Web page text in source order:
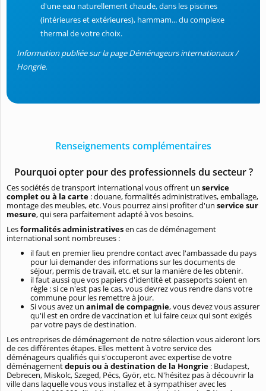
d'une eau naturellement chaude, dans les piscines
(intérieures et extérieures), hammam... du complexe
thermal de votre choix.
Information publiée sur la page Déménageurs internationaux /
Hongrie.
Renseignements complémentaires
Pourquoi opter pour des professionnels du secteur ?
Ces sociétés de transport international vous offrent un service
complet ou à la carte : douane, formalités administratives, emballage,
montage des meubles, etc. Vous pourrez ainsi profiter d'un service sur
mesure, qui sera parfaitement adapté à vos besoins.
Lesformalités administrativesen cas de déménagement
international sont nombreuses :
il faut en premier lieu prendre contact avec l'ambassade du pays
pour lui demander des informations sur les documents de
séjour, permis de travail, etc. et sur la manière de les obtenir.
il faut aussi que vos papiers d'identité et passeports soient en
règle : si ce n'est pas le cas, vous devrez vous rendre dans votre
commune pour les remettre à jour.
Si vous avez un animal de compagnie, vous devez vous assurer
qu'il est en ordre de vaccination et lui faire ceux qui sont exigés
par votre pays de destination.
Les entreprises de déménagement de notre sélection vous aideront lors
de ces différentes étapes. Elles mettent à votre service des
déménageurs qualifiés qui s'occuperont avec expertise de votre
déménagementdepuis ou à destination de la Hongrie : Budapest,
Debrecen, Miskolc, Szeged, Pécs, Györ, etc. N'hésitez pas à découvrir la
ville dans laquelle vous vous installez et à sympathiser avec les